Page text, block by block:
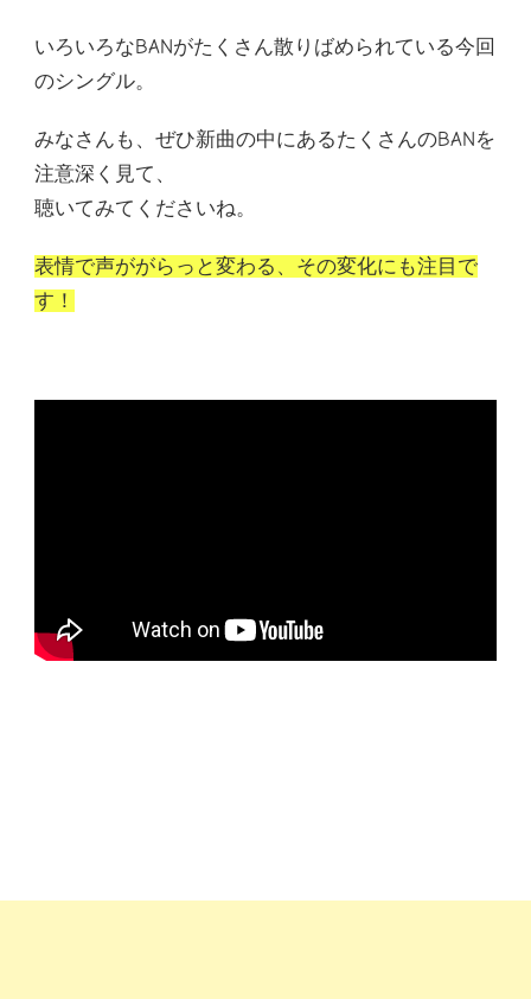
いろいろなBANがたくさん散りばめられている今回
のシングル。
みなさんも、ぜひ新曲の中にあるたくさんのBANを
注意深く見て、
聴いてみてくださいね。
表情で声ががらっと変わる、その変化にも注目で
す！